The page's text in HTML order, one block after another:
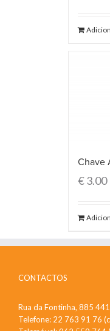
Chave
€3.00
CONTACTOS
Rua da Fontinha, 885
Telefone: 22 763 91 76